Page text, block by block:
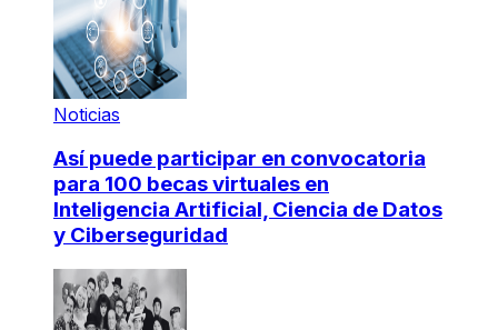
Noticias
Así puede participar en convocatoria
para 100 becas virtuales en
Inteligencia Artificial, Ciencia de Datos
y Ciberseguridad